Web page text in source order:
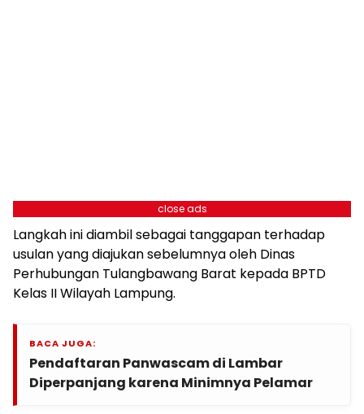
close ads
Langkah ini diambil sebagai tanggapan terhadap
usulan yang diajukan sebelumnya oleh Dinas
Perhubungan Tulangbawang Barat kepada BPTD
Kelas II Wilayah Lampung.
BACA JUGA:
Pendaftaran Panwascam di Lambar
Diperpanjang karena Minimnya Pelamar